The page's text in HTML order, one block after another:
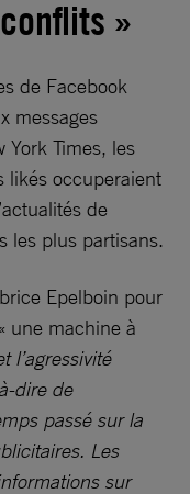
»
de Facebook
messages
Times, les
likés occuperaient
de
les plus partisans.
Epelboin pour
une machine à
l’agressivité
dire de
passé sur la
Les
sur